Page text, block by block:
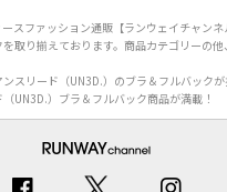
スファッション通販【ランウェイチャン
を取り揃えております。商品カテゴリーの他
スリード（UN3D.）のブラ＆フルバック
UN3D.）ブラ＆フルバック商品が満載！